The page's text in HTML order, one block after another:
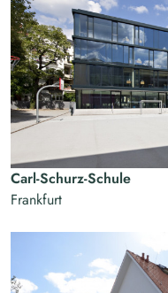
Carl-Schurz-Schule
Frankfurt